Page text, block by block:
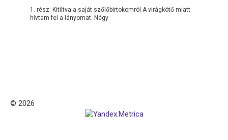
1. rész: Kitiltva a saját szőlőbirtokomról A virágkötő miatt
hívtam fel a lányomat. Négy
© 2026